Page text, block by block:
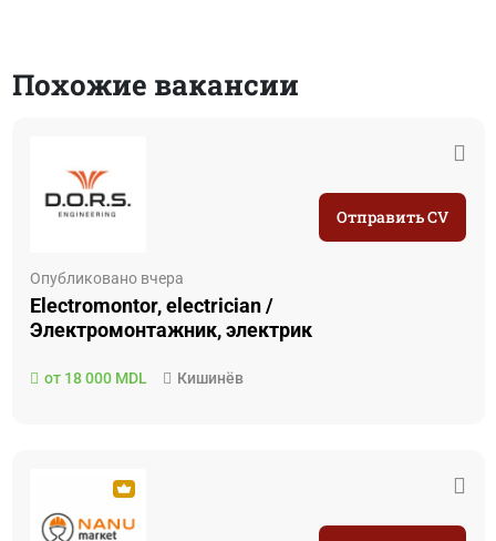
Похожие вакансии
Опубликовано вчера
Electromontor, electrician /
Электромонтажник, электрик
от 18 000 MDL Кишинёв
Отправить CV